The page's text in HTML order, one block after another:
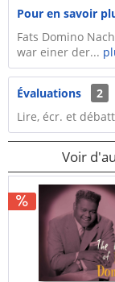
Pour en savoir
Fats Domino
war einer der...
Évaluations
2
Lire, écr. et
Voir